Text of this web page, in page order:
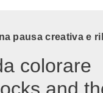
pausa creativa e
colorare